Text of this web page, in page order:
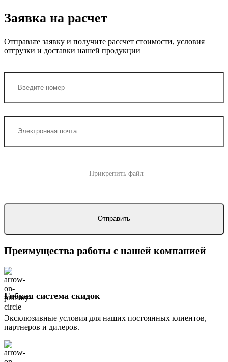
Заявка на расчет
Отправьте заявку и получите рассчет стоимости, условия
отгрузки и доставки нашей продукции
Прикрепить файл
Преимущества работы с нашей компанией
Гибкая система скидок
Эксклюзивные условия для наших постоянных клиентов,
партнеров и дилеров.